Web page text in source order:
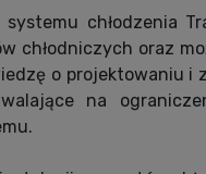
chłodzenia
chłodniczych oraz
o projektowaniu
na